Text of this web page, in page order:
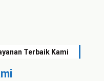
Terbaik Kami